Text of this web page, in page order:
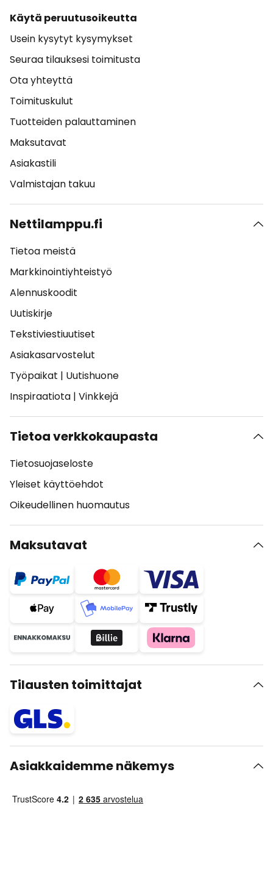
Käytä peruutusoikeutta
Usein kysytyt kysymykset
Seuraa tilauksesi toimitusta
Ota yhteyttä
Toimituskulut
Tuotteiden palauttaminen
Maksutavat
Asiakastili
Valmistajan takuu
Nettilamppu.fi
Tietoa meistä
Markkinointiyhteistyö
Alennuskoodit
Uutiskirje
Tekstiviestiuutiset
Asiakasarvostelut
Työpaikat | Uutishuone
Inspiraatiota | Vinkkejä
Tietoa verkkokaupasta
Tietosuojaseloste
Yleiset käyttöehdot
Oikeudellinen huomautus
Maksutavat
Tilausten toimittajat
Asiakkaidemme näkemys